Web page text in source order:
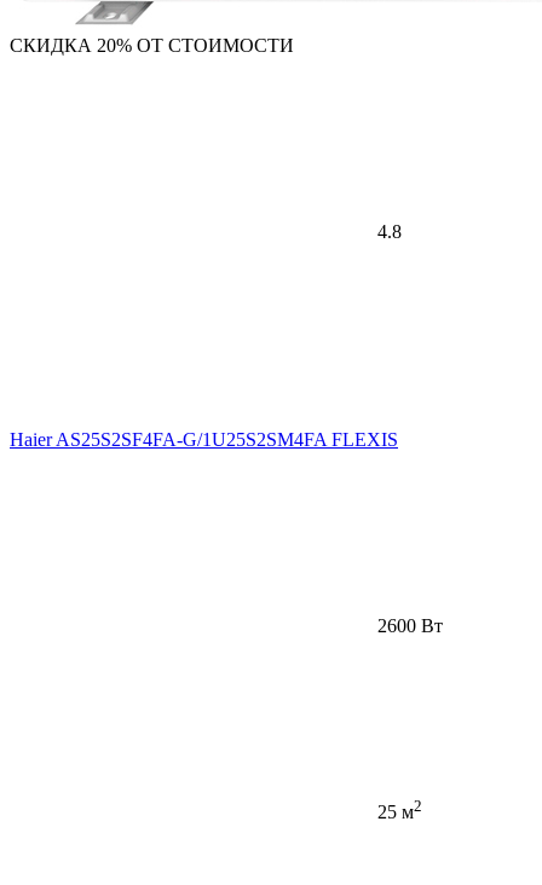
СКИДКА 20% ОТ СТОИМОСТИ
4.8
Haier AS25S2SF4FA-G/1U25S2SM4FA FLEXIS
2600 Вт
25 м2